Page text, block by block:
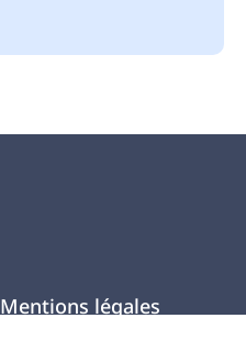
Mentions légales